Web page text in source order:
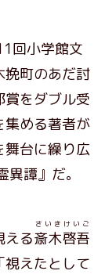
回小学館文
挽町のあだ討
賞をダブル受
める著者が
舞台に繰り広
譚』だ。
る斎木啓吾
さいきけいご
えたとして